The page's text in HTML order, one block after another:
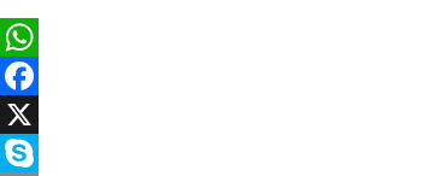
WhatsApp
Facebook
X